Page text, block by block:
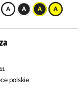
polskie